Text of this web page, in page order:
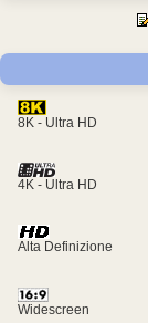
8K - Ultra HD
4K - Ultra HD
Alta Definizione
Widescreen